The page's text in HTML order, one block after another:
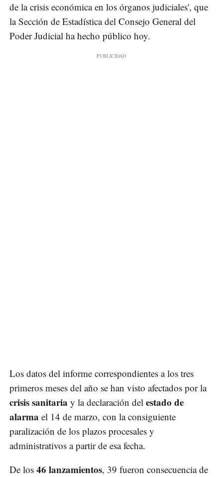
de la crisis económica en los órganos judiciales', que
la Sección de Estadística del Consejo General del
Poder Judicial ha hecho público hoy.
Los datos del informe correspondientes a los tres
primeros meses del año se han visto afectados por la
crisis sanitaria y la declaración del estado de
alarma el 14 de marzo, con la consiguiente
paralización de los plazos procesales y
administrativos a partir de esa fecha.
De los 46 lanzamientos, 39 fueron consecuencia de